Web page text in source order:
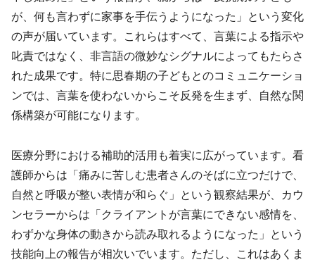
が、何も言わずに家事を手伝うようになった」という変化
の声が届いています。これらはすべて、言葉による指示や
叱責ではなく、非言語の微妙なシグナルによってもたらさ
れた成果です。特に思春期の子どもとのコミュニケーショ
ンでは、言葉を使わないからこそ反発を生まず、自然な関
係構築が可能になります。
医療分野における補助的活用も着実に広がっています。看
護師からは「痛みに苦しむ患者さんのそばに立つだけで、
自然と呼吸が整い表情が和らぐ」という観察結果が、カウ
ンセラーからは「クライアントが言葉にできない感情を、
わずかな身体の動きから読み取れるようになった」という
技能向上の報告が相次いでいます。ただし、これはあくま